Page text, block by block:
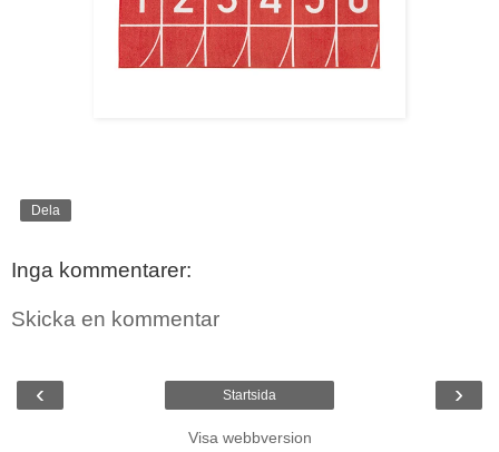
Dela
Inga kommentarer:
Skicka en kommentar
‹ ›
Startsida
Visa webbversion